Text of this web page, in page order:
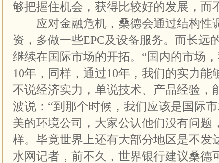
够把握住机会，获得比较好的发展，而
应对金融危机，桑德会通过结构性
资，多做一些EPC及设备服务。而长远
继续在国际市场的开拓。“国内的市场
10年，同样，通过10年，我们的实力能
不说经济实力，单说技术、产品经验，
波说：“到那个时候，我们应该是国际
美的环境公司，大家公认他们没有问题
样。毕竟世界上还有大部分地区是不发
水网记者，前不久，世界银行建议桑德